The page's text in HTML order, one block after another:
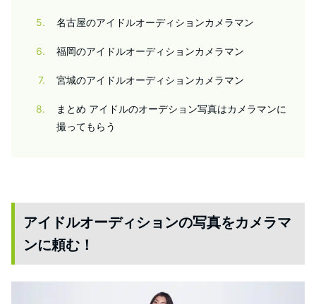
5 名古屋のアイドルオーディションカメラマン
6 福岡のアイドルオーディションカメラマン
7 宮城のアイドルオーディションカメラマン
8
まとめ アイドルのオーデション写真はカメラマンに
撮ってもらう
アイドルオーディションの写真をカメラマ
ンに頼む！